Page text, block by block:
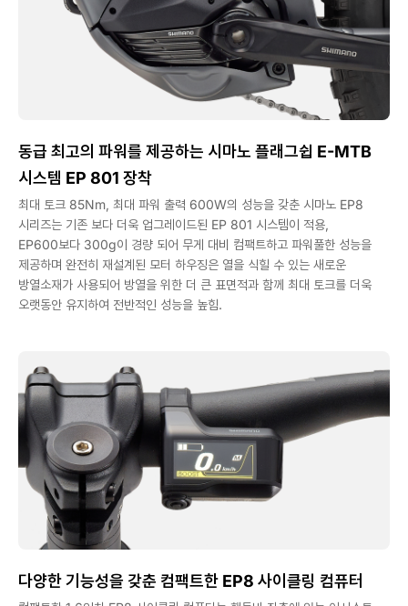
동급 최고의 파워를 제공하는 시마노 플래그쉽 E-MTB
시스템 EP 801 장착
최대 토크 85Nm, 최대 파워 출력 600W의 성능을 갖춘 시마노 EP8
시리즈는 기존 보다 더욱 업그레이드된 EP 801 시스템이 적용,
EP600보다 300g이 경량 되어 무게 대비 컴팩트하고 파워풀한 성능을
제공하며 완전히 재설계된 모터 하우징은 열을 식힐 수 있는 새로운
방열소재가 사용되어 방열을 위한 더 큰 표면적과 함께 최대 토크를 더욱
오랫동안 유지하여 전반적인 성능을 높힘.
다양한 기능성을 갖춘 컴팩트한 EP8 사이클링 컴퓨터